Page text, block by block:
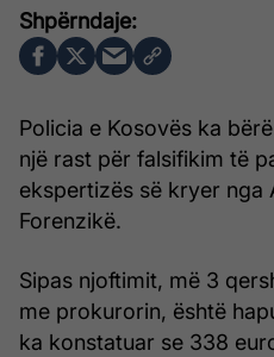
Policia e Kosovës ka
një rast për falsifikim të
ekspertizës së kryer nga
Forenzikë.
Sipas njoftimit, më 3
me prokurorin, është
ka konstatuar se 338